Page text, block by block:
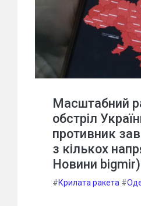
Масштабний
обстріл
противник
з кількох
Новини
#Крилата ракета #